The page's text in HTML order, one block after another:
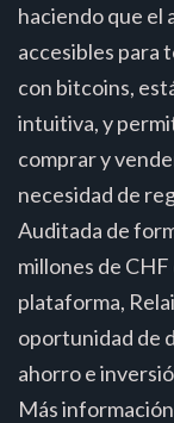
haciendo que el
accesibles para
con bitcoins,
intuitiva, y
comprar y
necesidad de
Auditada de
millones de
plataforma,
oportunidad de
ahorro e
Más